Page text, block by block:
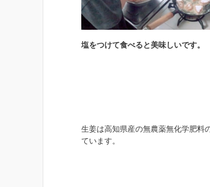
塩をつけて食べると美味しいです。
生姜は高知県産の無農薬無化学肥料
ています。